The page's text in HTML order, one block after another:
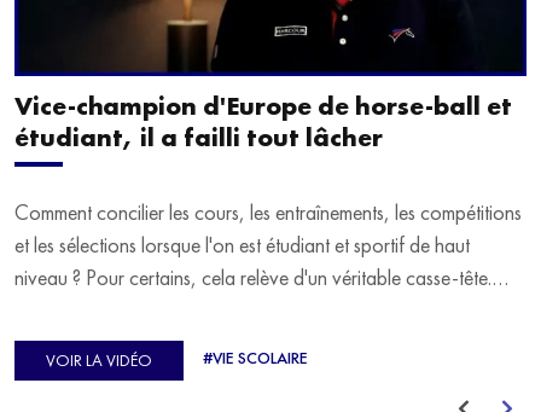
Vice-champion d'Europe de horse-ball et
étudiant, il a failli tout lâcher
Comment concilier les cours, les entraînements, les compétitions
et les sélections lorsque l'on est étudiant et sportif de haut
niveau ? Pour certains, cela relève d'un véritable casse-tête.
d'Europe de Horse-ball, qui a failli abandonner ses études
avant de trouver un nouvel équilibre.
VOIR LA VIDÉO #VIE SCOLAIRE